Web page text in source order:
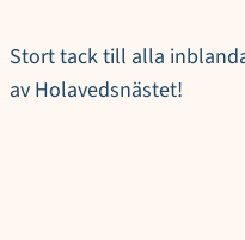
Stort tack till alla
av Holavedsnästet!